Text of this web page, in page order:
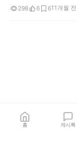
298 6 611개월 전
홈 캐시톡